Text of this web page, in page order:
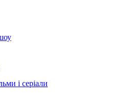
і серіали